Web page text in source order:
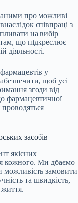
про можливі
співпраці з
на вибір
що підкреслює
діяльності.
у
щоб усі
згоди від
фармацевтичної
проводяться
засобів
якісних
кожного. Ми дбаємо
можливість замовити
та швидкість,